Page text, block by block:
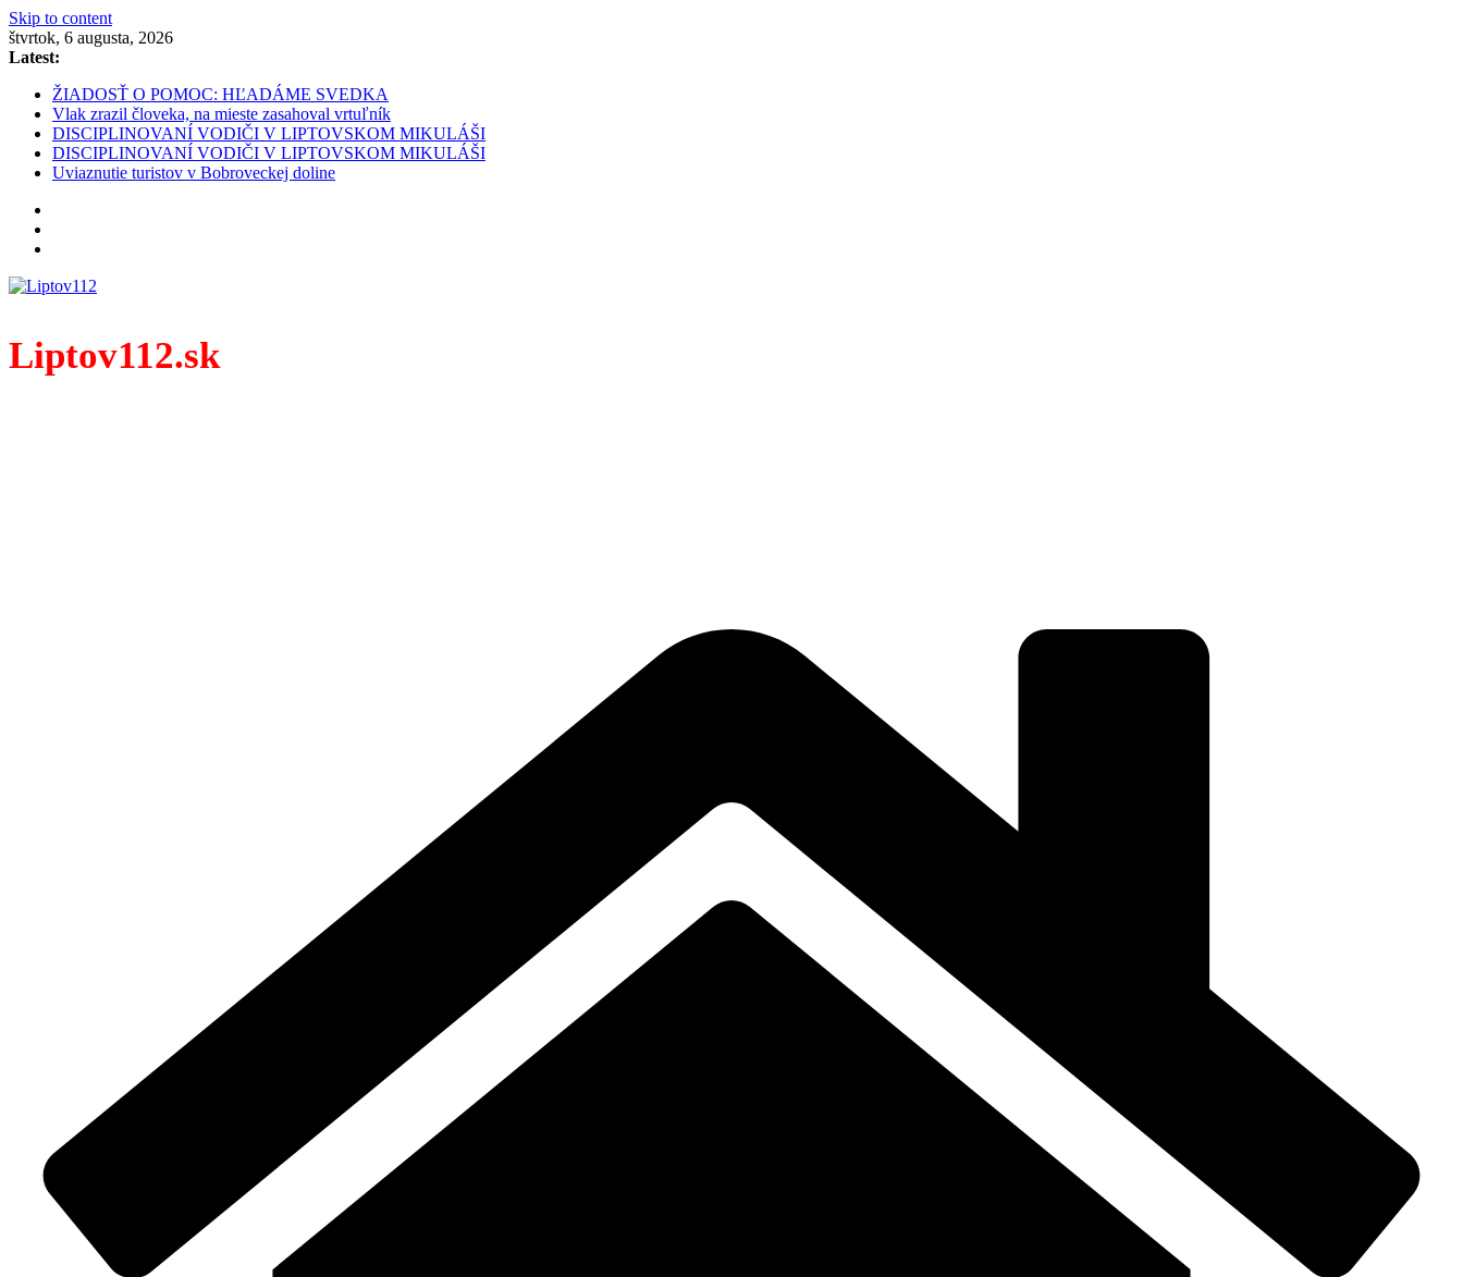
Skip to content
štvrtok, 6 augusta, 2026
Latest:
ŽIADOSŤ O POMOC: HĽADÁME SVEDKA
Vlak zrazil človeka, na mieste zasahoval vrtuľník
DISCIPLINOVANÍ VODIČI V LIPTOVSKOM MIKULÁŠI
DISCIPLINOVANÍ VODIČI V LIPTOVSKOM MIKULÁŠI
Uviaznutie turistov v Bobroveckej doline
Liptov112.sk